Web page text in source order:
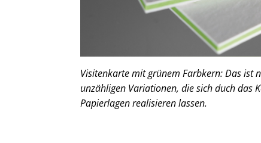
Visitenkarte mit grünem Farbkern: Das ist
unzähligen Variationen, die sich duch das
Papierlagen realisieren lassen.